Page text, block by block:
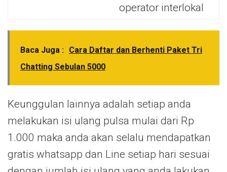
operator interlokal
Baca Juga : Cara Daftar dan Berhenti Paket Tri
Chatting Sebulan 5000
Keunggulan lainnya adalah setiap anda
melakukan isi ulang pulsa mulai dari Rp
1.000 maka anda akan selalu mendapatkan
gratis whatsapp dan Line setiap hari sesuai